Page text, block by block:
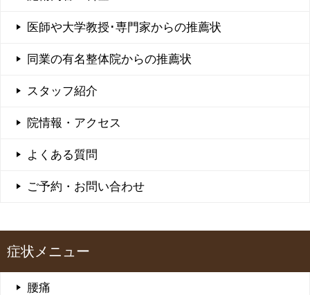
医師や大学教授･専門家からの推薦状
同業の有名整体院からの推薦状
スタッフ紹介
院情報・アクセス
よくある質問
ご予約・お問い合わせ
症状メニュー
腰痛